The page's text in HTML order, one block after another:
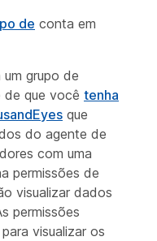
de conta em
um grupo de
que você tenha
que
do agente de
com uma
permissões de
visualizar dados
permissões
visualizar os